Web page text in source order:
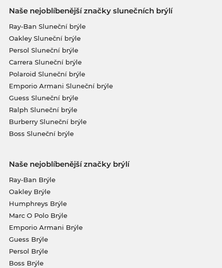
Naše nejoblíbenější značky slunečních brýlí
Ray-Ban Sluneční brýle
Oakley Sluneční brýle
Persol Sluneční brýle
Carrera Sluneční brýle
Polaroid Sluneční brýle
Emporio Armani Sluneční brýle
Guess Sluneční brýle
Ralph Sluneční brýle
Burberry Sluneční brýle
Boss Sluneční brýle
Naše nejoblíbenější značky brýlí
Ray-Ban Brýle
Oakley Brýle
Humphreys Brýle
Marc O Polo Brýle
Emporio Armani Brýle
Guess Brýle
Persol Brýle
Boss Brýle